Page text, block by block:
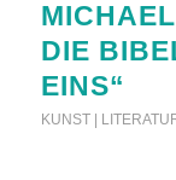
DIE
EINS“
KUNST |